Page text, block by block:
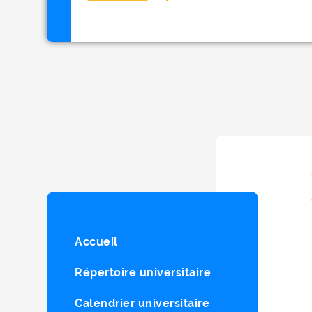
Accueil
Répertoire universitaire
Calendrier universitaire